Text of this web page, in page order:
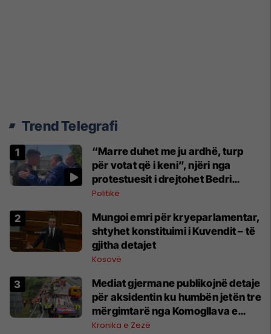
Trend Telegrafi
“Marre duhet me ju ardhë, turp
për votat që i keni”, njëri nga
protestuesit i drejtohet Bedri
Hamzës
Politikë
Mungoi emri për kryeparlamentar,
shtyhet konstituimi i Kuvendit – të
gjitha detajet
Kosovë
Mediat gjermane publikojnë detaje
për aksidentin ku humbën jetën tre
mërgimtarë nga Komogllava e
Ferizajt
Kronika e Zezë